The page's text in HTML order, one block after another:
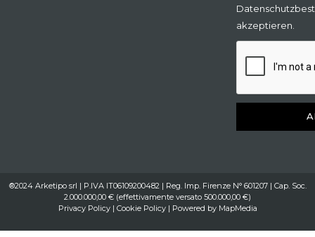
akzeptieren.
®2024 Arketipo srl | P.IVA IT06109200482 | Reg. Imp. Firenze N° 601207 | Cap. Soc.
2.000.000,00 € (effettivamente versato 500.000,00 €)
Privacy Policy| Cookie Policy| Powered by MapMedia